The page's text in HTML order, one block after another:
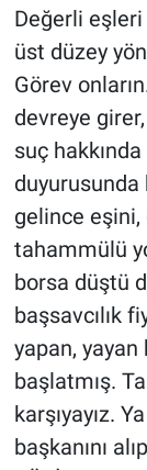
Değerli eşleri
üst düzey
Görev
devreye
suç
duyurusunda
gelince
tahammülü
borsa düştü
başsavcılık
yapan,
başlatmış.
karşıyayız.
başkanını